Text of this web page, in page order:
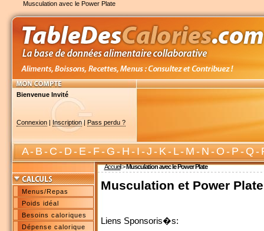
Musculation avec le Power Plate
Bienvenue Invité
Connexion| Inscription| Pass perdu ?
A-B-C-D-E-F-G-H-I-J-K-L-M-N-O-P-Q-
Accueil>Musculation avec le Power Plate
Menus/Repas
Poids idéal
Besoins caloriques
Dépense calorique
Musculation et Power Plate
Liens Sponsoris�s: